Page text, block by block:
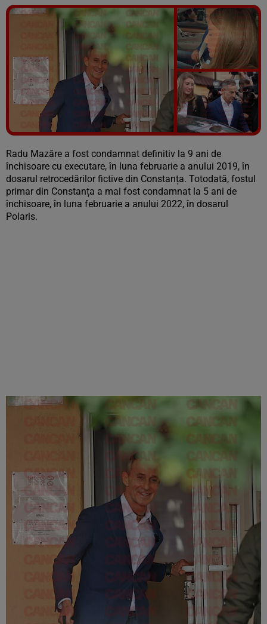
Vezi galeria foto
11 poze
Radu Mazăre a fost condamnat definitiv la 9 ani de
închisoare cu executare, în luna februarie a anului 2019, în
dosarul retrocedărilor fictive din Constanța. Totodată, fostul
primar din Constanța a mai fost condamnat la 5 ani de
închisoare, în luna februarie a anului 2022, în dosarul
Polaris.